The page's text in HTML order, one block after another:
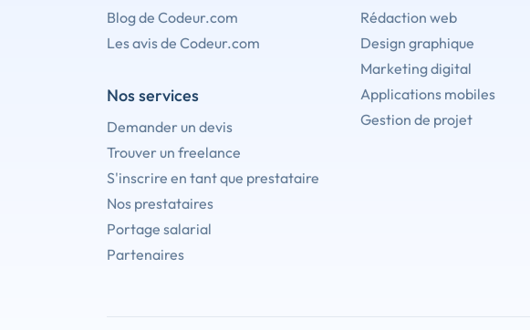
Blog de Codeur.com
Les avis de Codeur.com
Nos services
Demander un devis
Trouver un freelance
S'inscrire en tant que prestataire
Nos prestataires
Portage salarial
Partenaires
Rédaction web
Design graphique
Marketing digital
Applications mobiles
Gestion de projet